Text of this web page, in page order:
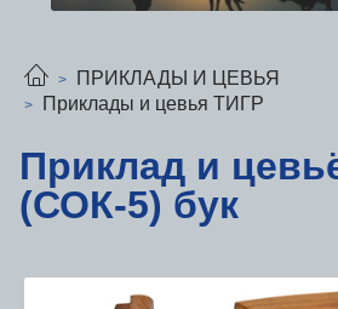
ПРИКЛАДЫ И ЦЕВЬЯ
Приклады и цевья ТИГР
Приклад и
(СОК-5) бук